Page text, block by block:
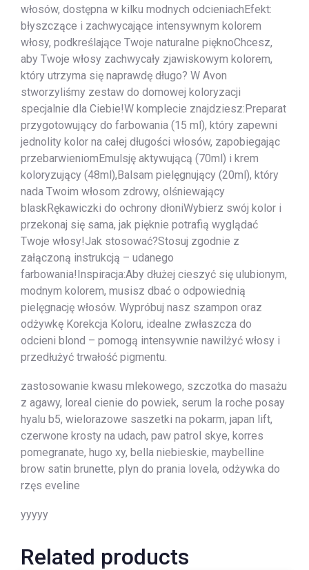
włosów, dostępna w kilku modnych odcieniachEfekt:
błyszczące i zachwycające intensywnym kolorem
włosy, podkreślające Twoje naturalne pięknoChcesz,
aby Twoje włosy zachwycały zjawiskowym kolorem,
który utrzyma się naprawdę długo? W Avon
stworzyliśmy zestaw do domowej koloryzacji
specjalnie dla Ciebie!W komplecie znajdziesz:Preparat
przygotowujący do farbowania (15 ml), który zapewni
jednolity kolor na całej długości włosów, zapobiegając
przebarwieniomEmulsję aktywującą (70ml) i krem
koloryzujący (48ml),Balsam pielęgnujący (20ml), który
nada Twoim włosom zdrowy, olśniewający
blaskRękawiczki do ochrony dłoniWybierz swój kolor i
przekonaj się sama, jak pięknie potrafią wyglądać
Twoje włosy!Jak stosować?Stosuj zgodnie z
załączoną instrukcją – udanego
farbowania!Inspiracja:Aby dłużej cieszyć się ulubionym,
modnym kolorem, musisz dbać o odpowiednią
pielęgnację włosów. Wypróbuj nasz szampon oraz
odżywkę Korekcja Koloru, idealne zwłaszcza do
odcieni blond – pomogą intensywnie nawilżyć włosy i
przedłużyć trwałość pigmentu.
zastosowanie kwasu mlekowego, szczotka do masażu
z agawy, loreal cienie do powiek, serum la roche posay
hyalu b5, wielorazowe saszetki na pokarm, japan lift,
czerwone krosty na udach, paw patrol skye, korres
pomegranate, hugo xy, bella niebieskie, maybelline
brow satin brunette, plyn do prania lovela, odżywka do
rzęs eveline
yyyyy
Related products